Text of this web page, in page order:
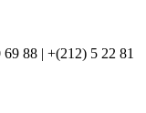
88 | +(212) 5 22 81